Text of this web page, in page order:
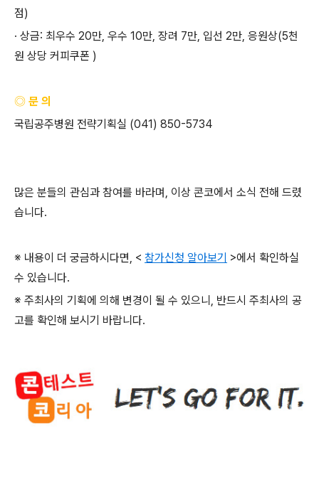
점)
· 상금: 최우수 20만, 우수 10만, 장려 7만, 입선 2만, 응원상(5천
원 상당 커피쿠폰 )
◎ 문 의
국립공주병원 전략기획실 (041) 850-5734
많은 분들의 관심과 참여를 바라며, 이상 콘코에서 소식 전해 드렸
습니다.
※ 내용이 더 궁금하시다면, < 참가신청 알아보기 >에서 확인하실
수 있습니다.
※ 주최사의 기획에 의해 변경이 될 수 있으니 , 반드시 주최사의 공
고를 확인해 보시기 바랍니다.